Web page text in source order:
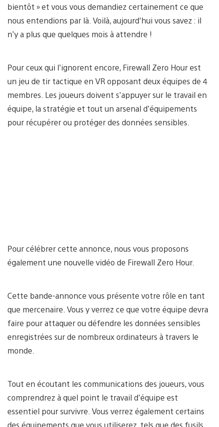
bientôt » et vous vous demandiez certainement ce que
nous entendions par là. Voilà, aujourd’hui vous savez : il
n’y a plus que quelques mois à attendre !
Pour ceux qui l’ignorent encore, Firewall Zero Hour est
un jeu de tir tactique en VR opposant deux équipes de 4
membres. Les joueurs doivent s’appuyer sur le travail en
équipe, la stratégie et tout un arsenal d’équipements
pour récupérer ou protéger des données sensibles.
Pour célébrer cette annonce, nous vous proposons
également une nouvelle vidéo de Firewall Zero Hour.
Cette bande-annonce vous présente votre rôle en tant
que mercenaire. Vous y verrez ce que votre équipe devra
faire pour attaquer ou défendre les données sensibles
enregistrées sur de nombreux ordinateurs à travers le
monde.
Tout en écoutant les communications des joueurs, vous
comprendrez à quel point le travail d’équipe est
essentiel pour survivre. Vous verrez également certains
des équipements que vous utiliserez, tels que des fusils